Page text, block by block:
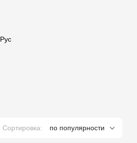
Рус
Сортировка: по популярности